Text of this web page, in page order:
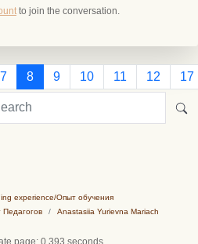
to join the conversation.
7 8 9 10 11 12 17
experience/Опыт обучения
Anastasiia Yurievna Mariach
page: 0.393 seconds